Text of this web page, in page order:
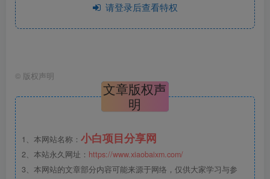
请登录后查看特权
© 版权声明
文章版权声
明
1、本网站名称： 小白项目分享网
2、本站永久网址： https://www.xiaobaixm.com/
3、本网站的文章部分内容可能来源于网络，仅供大家学习与参